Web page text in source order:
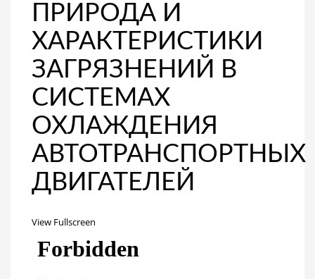
ПРИРОДА И
ХАРАКТЕРИСТИКИ
ЗАГРЯЗНЕНИЙ В
СИСТЕМАХ
ОХЛАЖДЕНИЯ
АВТОТРАНСПОРТНЫХ
ДВИГАТЕЛЕЙ
View Fullscreen